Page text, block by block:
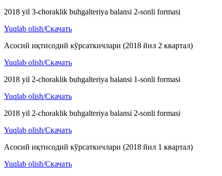
2018 yil 3-choraklik buhgalteriya balansi 2-sonli formasi
Yuqlab olish/Скачать
Асосий иқтисодий кўрсаткичлари (2018 йил 2 квартал)
Yuqlab olish/Скачать
2018 yil 2-choraklik buhgalteriya balansi 1-sonli formasi
Yuqlab olish/Скачать
2018 yil 2-choraklik buhgalteriya balansi 2-sonli formasi
Yuqlab olish/Скачать
Асосий иқтисодий кўрсаткичлари (2018 йил 1 квартал)
Yuqlab olish/Скачать